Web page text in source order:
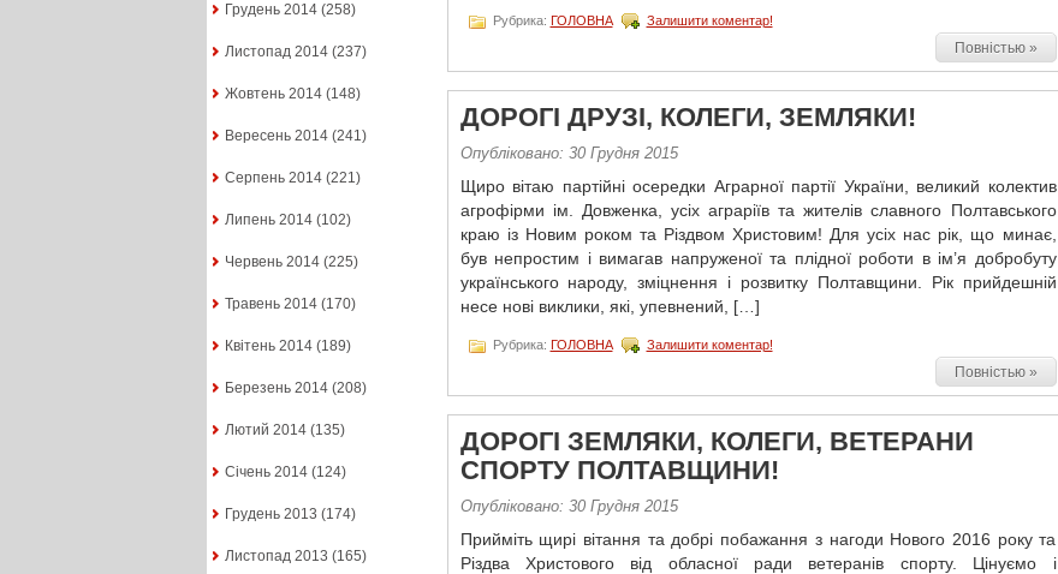
Грудень 2014(258)
Листопад 2014(237)
Жовтень 2014(148)
Вересень 2014(241)
Серпень 2014(221)
Липень 2014(102)
Червень 2014(225)
Травень 2014(170)
Квітень 2014(189)
Березень 2014(208)
Лютий 2014(135)
Січень 2014(124)
Грудень 2013 (174)
Листопад 2013 (165)
Рубрика: ГОЛОВНА Залишити коментар!
Повністью »
ДОРОГІ ДРУЗІ, КОЛЕГИ, ЗЕМЛЯКИ!
Опубліковано: 30 Грудня 2015
Щиро вітаю партійні осередки Аграрної партії України, великий колектив
агрофірми ім. Довженка, усіх аграріїв та жителів славного Полтавського
краю із Новим роком та Різдвом Христовим! Для усіх нас рік, що минає,
був непростим і вимагав напруженої та плідної роботи в ім’я добробуту
українського народу, зміцнення і розвитку Полтавщини. Рік прийдешній
несе нові виклики, які, упевнений, […]
Рубрика: ГОЛОВНА Залишити коментар!
Повністью »
ДОРОГІ ЗЕМЛЯКИ, КОЛЕГИ, ВЕТЕРАНИ
СПОРТУ ПОЛТАВЩИНИ!
Опубліковано: 30 Грудня 2015
Прийміть щирі вітання та добрі побажання з нагоди Нового 2016 року та
Різдва Христового від обласної ради ветеранів спорту. Цінуємо і